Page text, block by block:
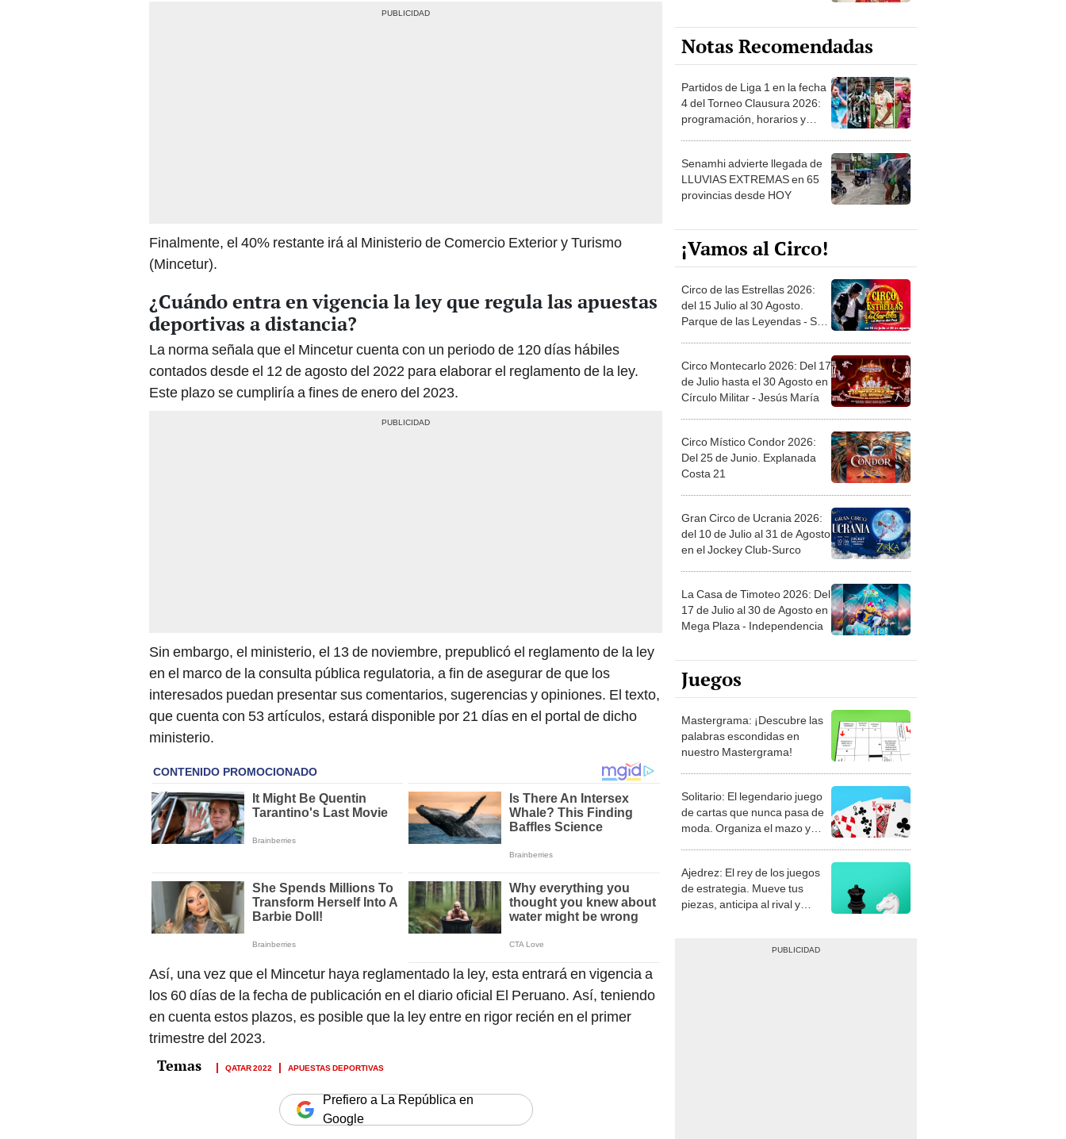
Finalmente, el 40% restante irá al Ministerio de Comercio Exterior y Turismo
(Mincetur).
¿Cuándo entra en vigencia la ley que regula las apuestas
deportivas a distancia?
La norma señala que el Mincetur cuenta con un periodo de 120 días hábiles
contados desde el 12 de agosto del 2022 para elaborar el reglamento de la ley.
Este plazo se cumpliría a fines de enero del 2023.
Sin embargo, el ministerio, el 13 de noviembre, prepublicó el reglamento de la ley
en el marco de la consulta pública regulatoria, a fin de asegurar de que los
interesados puedan presentar sus comentarios, sugerencias y opiniones. El texto,
que cuenta con 53 artículos, estará disponible por 21 días en el portal de dicho
ministerio.
Así, una vez que el Mincetur haya reglamentado la ley, esta entrará en vigencia a
los 60 días de la fecha de publicación en el diario oficial El Peruano. Así, teniendo
en cuenta estos plazos, es posible que la ley entre en rigor recién en el primer
trimestre del 2023.
QATAR 2022 APUESTAS DEPORTIVAS
Prefiero a La República en
Google
Notas Recomendadas
Partidos de Liga 1 en la fecha
4 del Torneo Clausura 2026:
programación, horarios y
Senamhi advierte llegada de
LLUVIAS EXTREMAS en 65
provincias desde HOY
¡Vamos al Circo!
Circo de las Estrellas 2026:
del 15 Julio al 30 Agosto.
Parque de las Leyendas - San
Circo Montecarlo 2026: Del 17
de Julio hasta el 30 Agosto en
Círculo Militar - Jesús María
Circo Místico Condor 2026:
Del 25 de Junio. Explanada
Costa 21
Gran Circo de Ucrania 2026:
del 10 de Julio al 31 de Agosto
en el Jockey Club-Surco
La Casa de Timoteo 2026: Del
17 de Julio al 30 de Agosto en
Mega Plaza - Independencia
Juegos
Mastergrama: ¡Descubre las
palabras escondidas en
nuestro Mastergrama!
Solitario: El legendario juego
de cartas que nunca pasa de
moda. Organiza el mazo y
Ajedrez: El rey de los juegos
de estrategia. Mueve tus
piezas, anticipa al rival y